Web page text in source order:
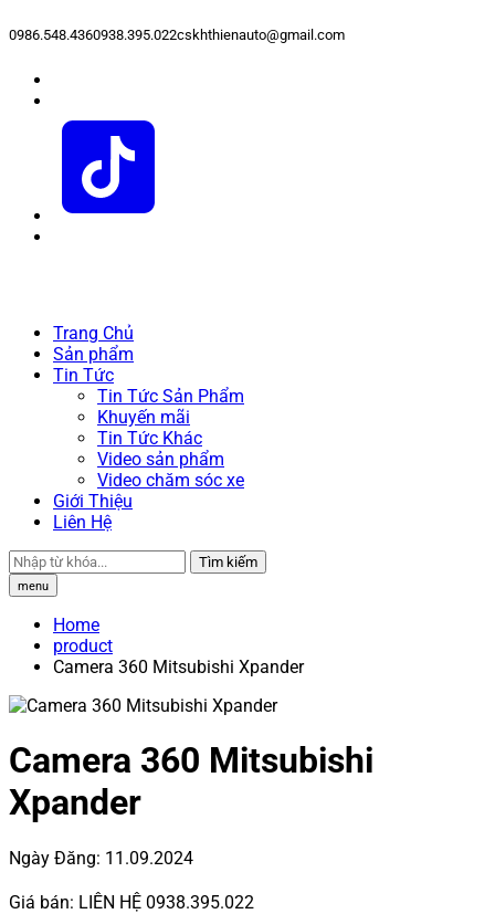
0986.548.4360938.395.022cskhthienauto@gmail.com
Trang Chủ
Sản phẩm
Tin Tức
Tin Tức Sản Phẩm
Khuyến mãi
Tin Tức Khác
Video sản phẩm
Video chăm sóc xe
Giới Thiệu
Liên Hệ
Tìm kiếm
menu
Home
product
Camera 360 Mitsubishi Xpander
Camera 360 Mitsubishi
Xpander
Ngày Đăng: 11.09.2024
Giá bán: LIÊN HỆ 0938.395.022